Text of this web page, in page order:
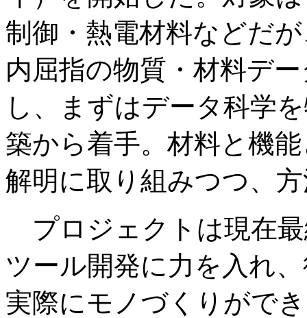
制御・熱電材料などだ
内屈指の物質・材料デ
し、まずはデータ科学
築から着手。材料と機
解明に取り組みつつ、
プロジェクトは現在
ツール開発に力を入れ
実際にモノづくりがで